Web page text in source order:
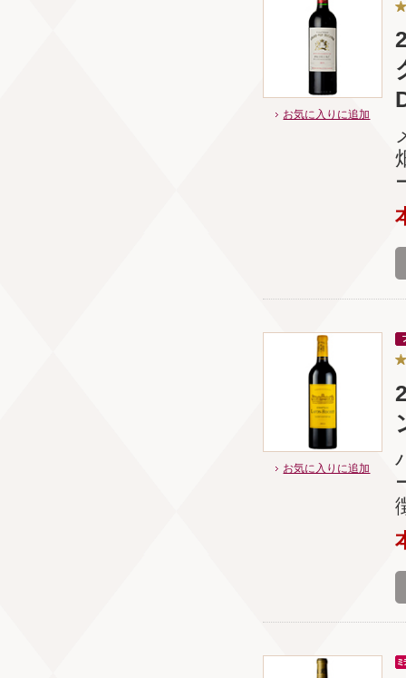
お気に入りに追加
お気に入りに追加